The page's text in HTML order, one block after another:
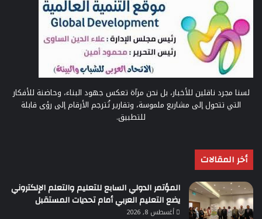
لسنا مجرد ناقلين للأخبار، بل نحن مرآة تعكس جهود البناء، وحاضنة للأفكار
التي تتحول إلى مشاريع ملموسة، وتقارير تُترجم الأرقام إلى رؤى قابلة
للتطبيق.
أخر المقالات
المؤتمر الدولي السابع للتعليم والتعلم الإلكتروني
يضع التعليم العربي أمام تحديات المستقبل
أغسطس 8, 2026